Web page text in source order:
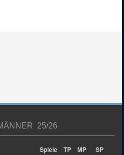
25/26
Spiele TP MP SP